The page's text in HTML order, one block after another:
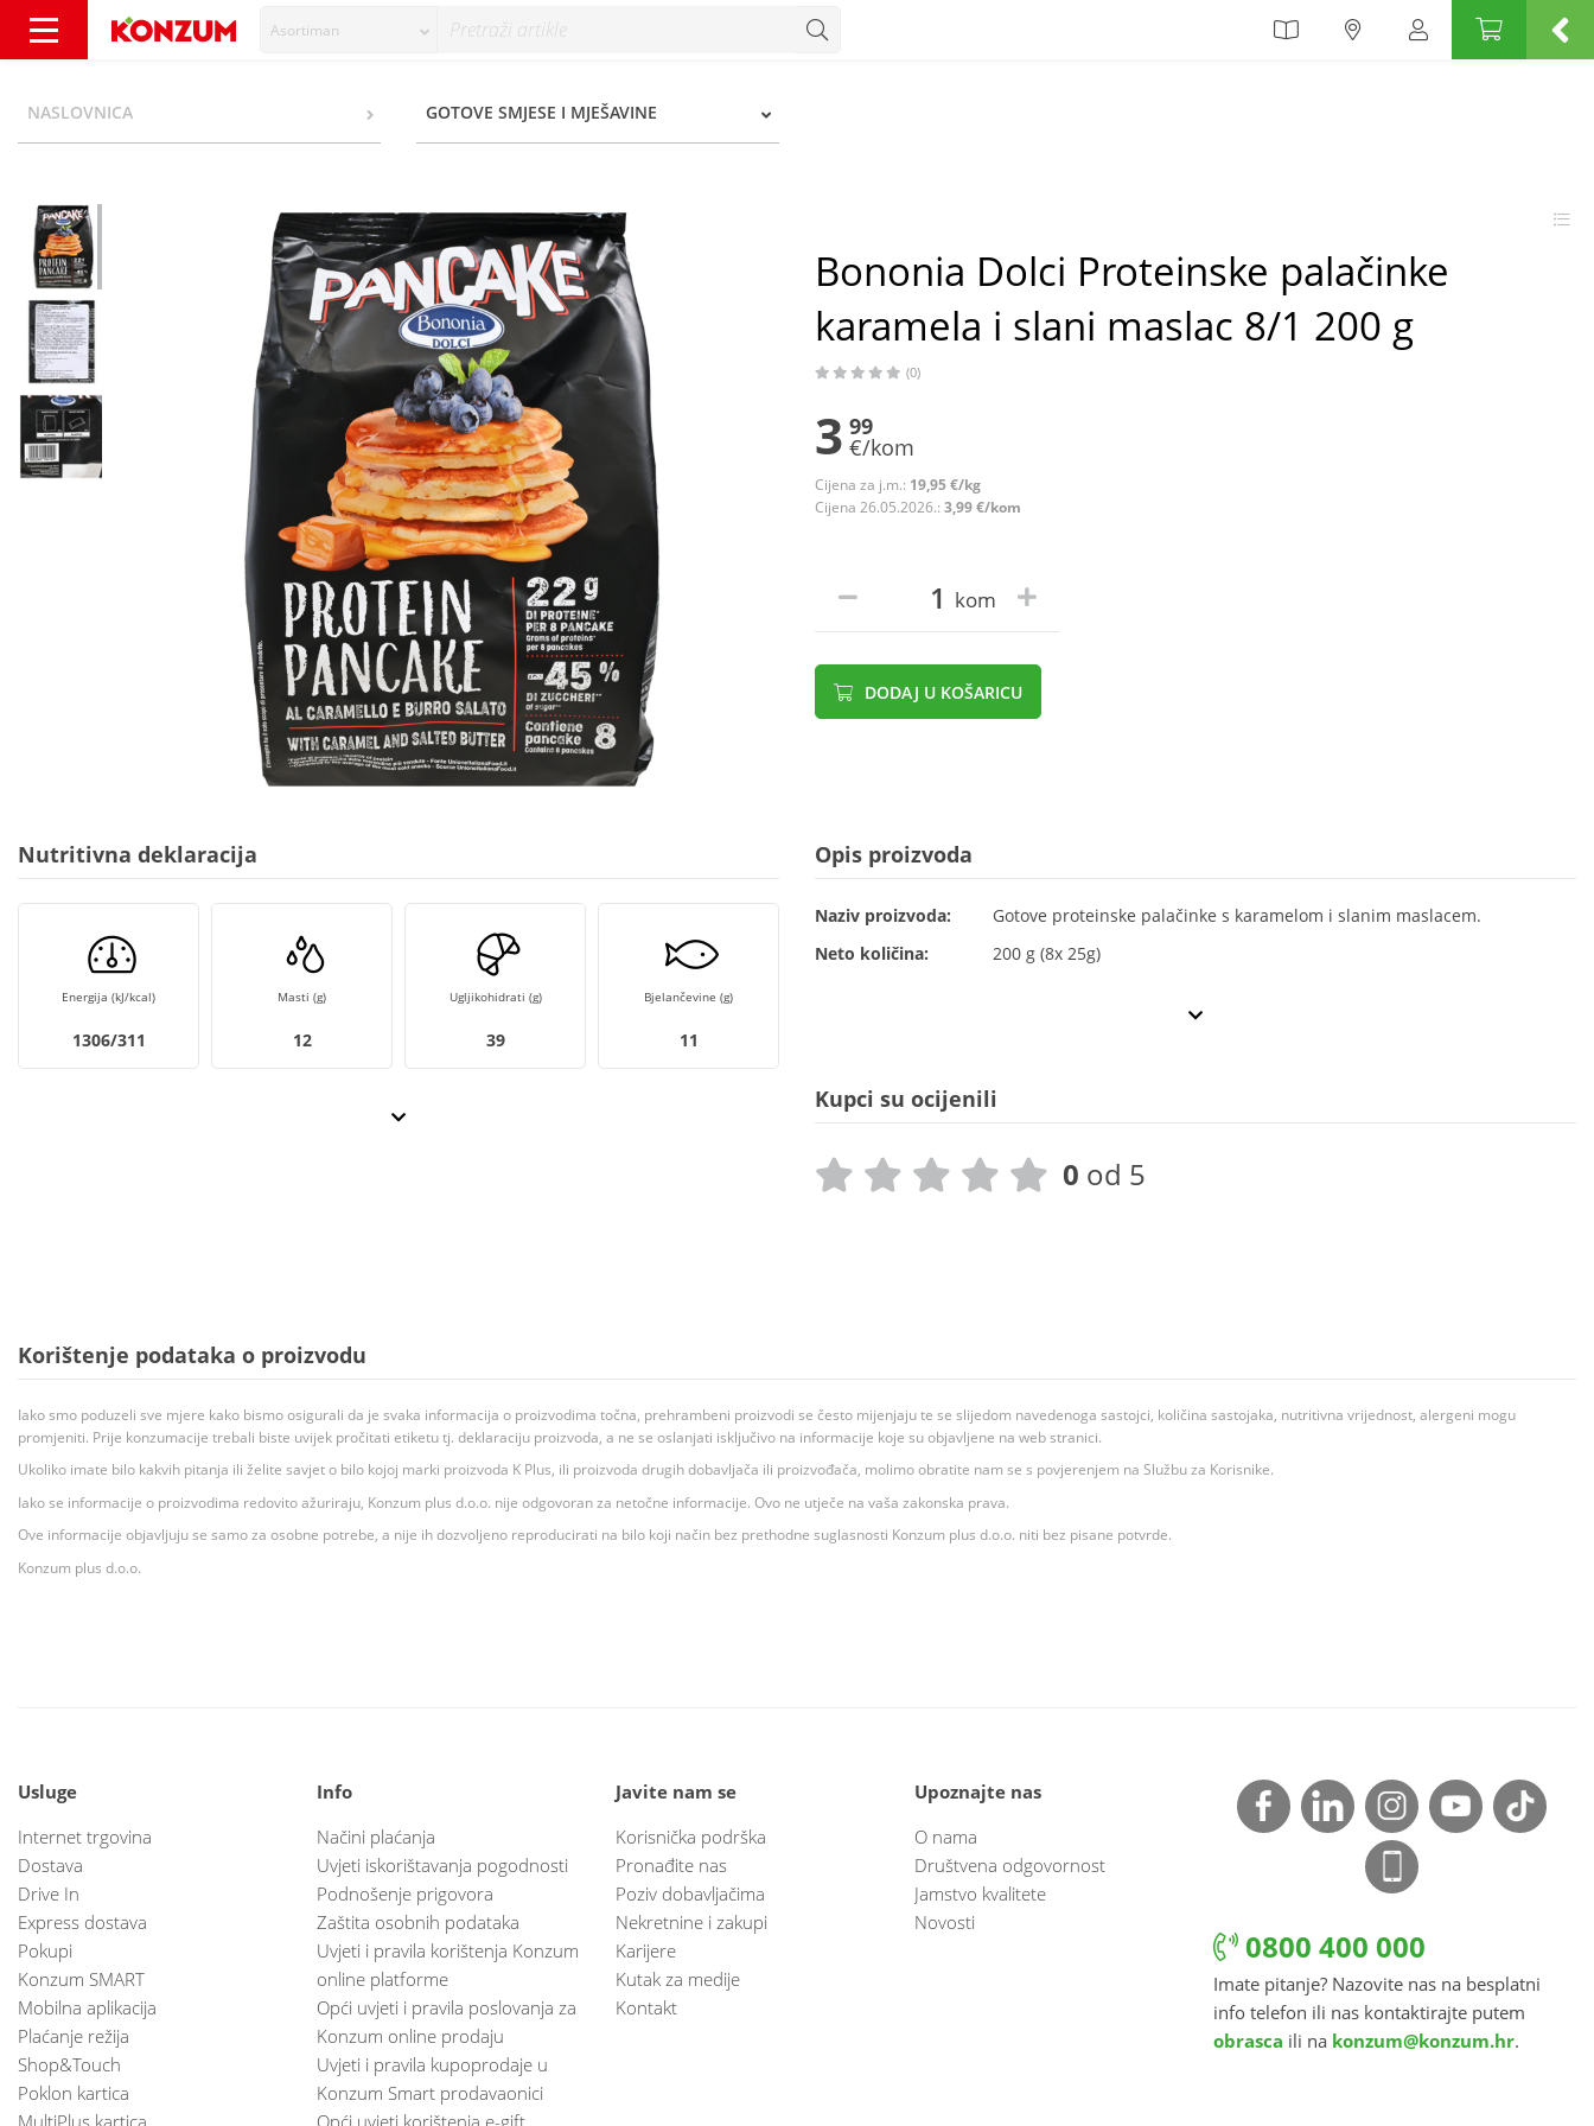
Asortiman
NASLOVNICA GOTOVE SMJESE I MJEŠAVINE
Bononia Dolci Proteinske palačinke
karamela i slani maslac 8/1 200 g
(0)
3 99
€/kom
Cijena za j.m.: 19,95 €/kg
Cijena 26.05.2026.: 3,99 €/kom
kom
DODAJ U KOŠARICU
Nutritivna deklaracija
Energija (kJ/kcal)
1306/311
Masti (g)
12
Ugljikohidrati (g)
39
Bjelančevine (g)
11
Opis proizvoda
Naziv proizvoda:
Gotove proteinske palačinke s karamelom i slanim maslacem.
Neto količina:
200 g (8x 25g)
Kupci su ocijenili
0 od 5
Korištenje podataka o proizvodu
Iako smo poduzeli sve mjere kako bismo osigurali da je svaka informacija o proizvodima točna, prehrambeni proizvodi se često mijenjaju te se slijedom navedenoga sastojci, količina sastojaka, nutritivna vrijednost, alergeni mogu
promjeniti. Prije konzumacije trebali biste uvijek pročitati etiketu tj. deklaraciju proizvoda, a ne se oslanjati isključivo na informacije koje su objavljene na web stranici.
Ukoliko imate bilo kakvih pitanja ili želite savjet o bilo kojoj marki proizvoda K Plus, ili proizvoda drugih dobavljača ili proizvođača, molimo obratite nam se s povjerenjem na Službu za Korisnike.
Iako se informacije o proizvodima redovito ažuriraju, Konzum plus d.o.o. nije odgovoran za netočne informacije. Ovo ne utječe na vaša zakonska prava.
Ove informacije objavljuju se samo za osobne potrebe, a nije ih dozvoljeno reproducirati na bilo koji način bez prethodne suglasnosti Konzum plus d.o.o. niti bez pisane potvrde.
Konzum plus d.o.o.
Usluge
Internet trgovina
Dostava
Drive In
Express dostava
Pokupi
Konzum SMART
Mobilna aplikacija
Plaćanje režija
Shop&Touch
Poklon kartica
MultiPlus kartica
Info
Načini plaćanja
Uvjeti iskorištavanja pogodnosti
Podnošenje prigovora
Zaštita osobnih podataka
Uvjeti i pravila korištenja Konzum
online platforme
Opći uvjeti i pravila poslovanja za
Konzum online prodaju
Uvjeti i pravila kupoprodaje u
Konzum Smart prodavaonici
Opći uvjeti korištenja e-gift
Javite nam se
Korisnička podrška
Pronađite nas
Poziv dobavljačima
Nekretnine i zakupi
Karijere
Kutak za medije
Kontakt
Upoznajte nas
O nama
Društvena odgovornost
Jamstvo kvalitete
Novosti
0800 400 000
Imate pitanje? Nazovite nas na besplatni
info telefon ili nas kontaktirajte putem
obrasca ili na konzum@konzum.hr.